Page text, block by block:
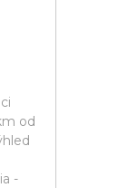
od
-